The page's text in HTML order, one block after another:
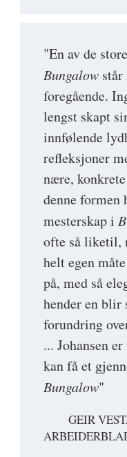
"En av de
Bungalow
foregående.
lengst skapt
innfølende
refleksjoner
nære,
denne
mesterskap i
ofte så liketil,
helt egen
på, med så
hender en blir
forundring
... Johansen
kan få et
Bungalow"
GEIR